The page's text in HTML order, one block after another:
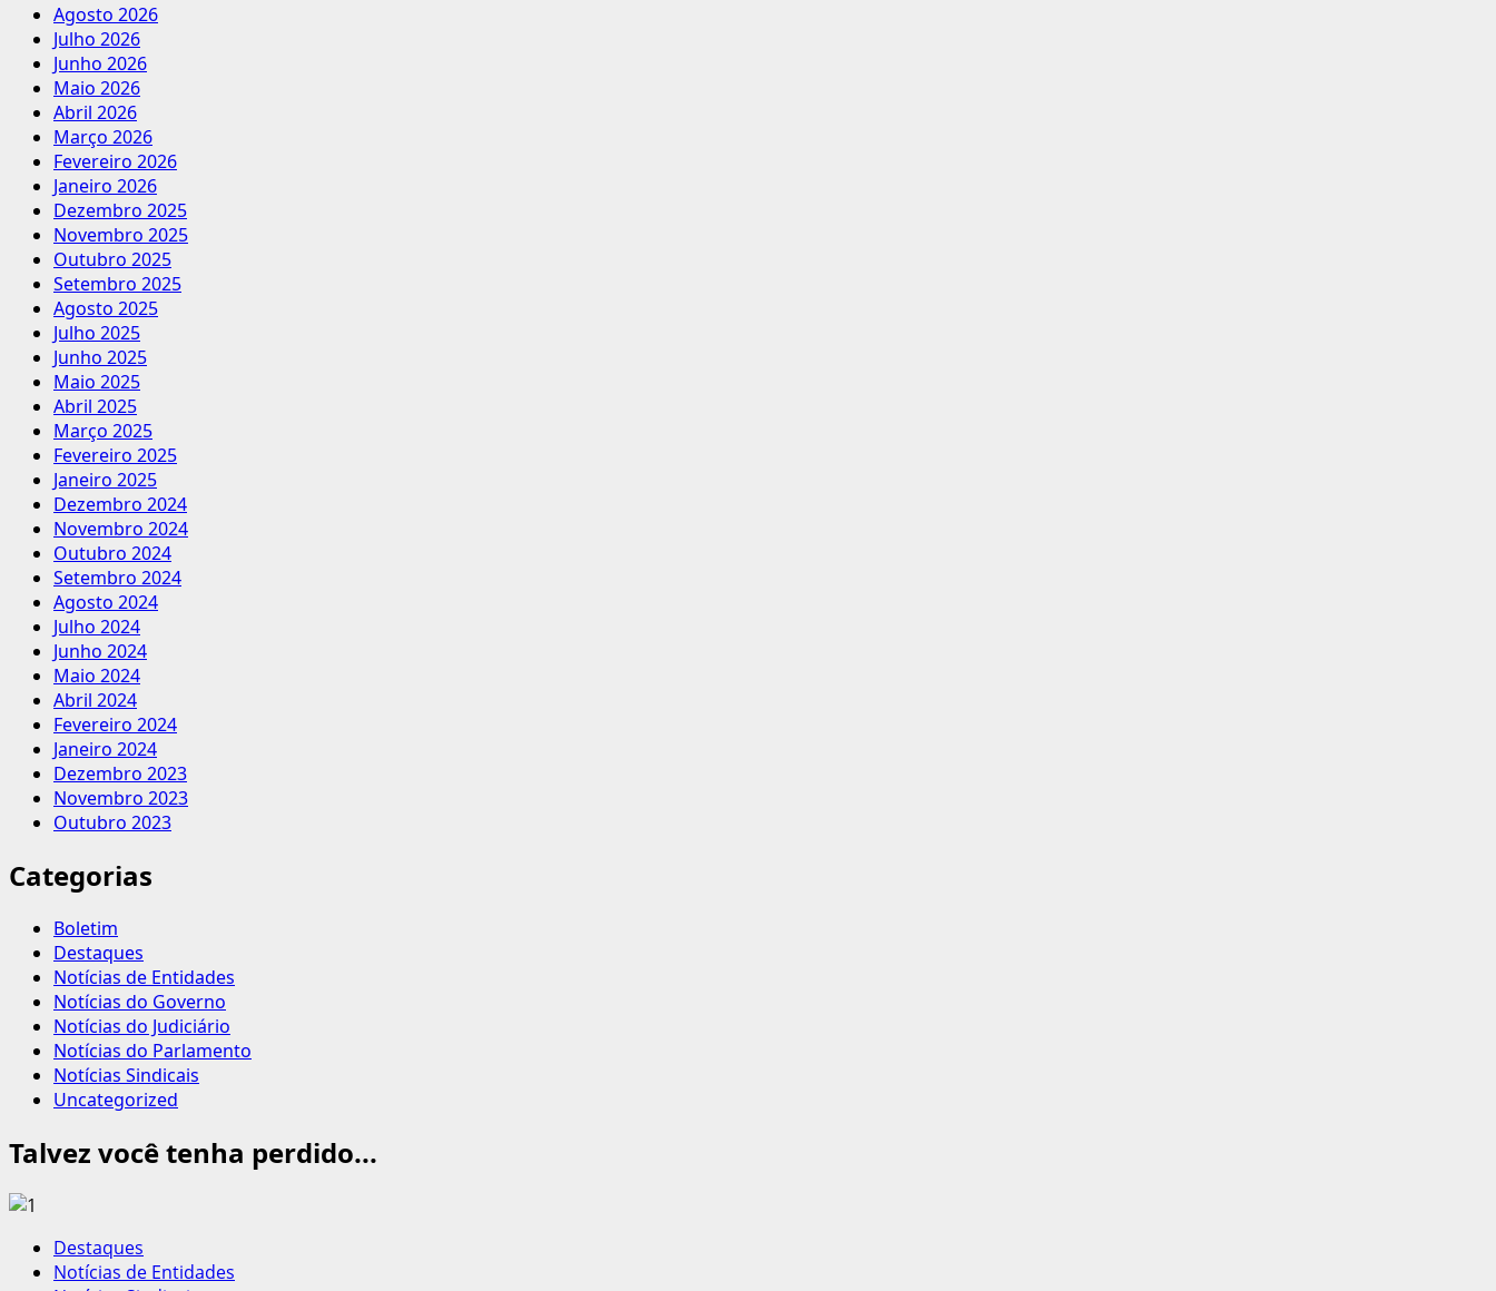
Agosto 2026
Julho 2026
Junho 2026
Maio 2026
Abril 2026
Março 2026
Fevereiro 2026
Janeiro 2026
Dezembro 2025
Novembro 2025
Outubro 2025
Setembro 2025
Agosto 2025
Julho 2025
Junho 2025
Maio 2025
Abril 2025
Março 2025
Fevereiro 2025
Janeiro 2025
Dezembro 2024
Novembro 2024
Outubro 2024
Setembro 2024
Agosto 2024
Julho 2024
Junho 2024
Maio 2024
Abril 2024
Fevereiro 2024
Janeiro 2024
Dezembro 2023
Novembro 2023
Outubro 2023
Categorias
Boletim
Destaques
Notícias de Entidades
Notícias do Governo
Notícias do Judiciário
Notícias do Parlamento
Notícias Sindicais
Uncategorized
Talvez você tenha perdido...
Destaques
Notícias de Entidades